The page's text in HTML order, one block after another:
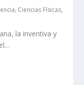
, Ciencias Físicas,
la inventiva y